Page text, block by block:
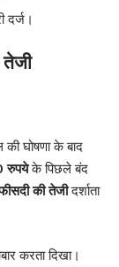
दर्ज।
घोषणा के बाद
रुपयेके पिछले बंद
की तेजीदर्शाता
करता दिखा।